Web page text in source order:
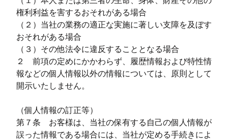
権利利益を害するおそれがある場合
（２）当社の業務の適正な実施に著しい支障を及ぼす
おそれがある場合
（３）その他法令に違反することとなる場合
２ 前項の定めにかかわらず、履歴情報および特性情
報などの個人情報以外の情報については、原則として
開示いたしません。
（個人情報の訂正等）
第７条 お客様は、当社の保有する自己の個人情報が
誤った情報である場合には、当社が定める手続きによ